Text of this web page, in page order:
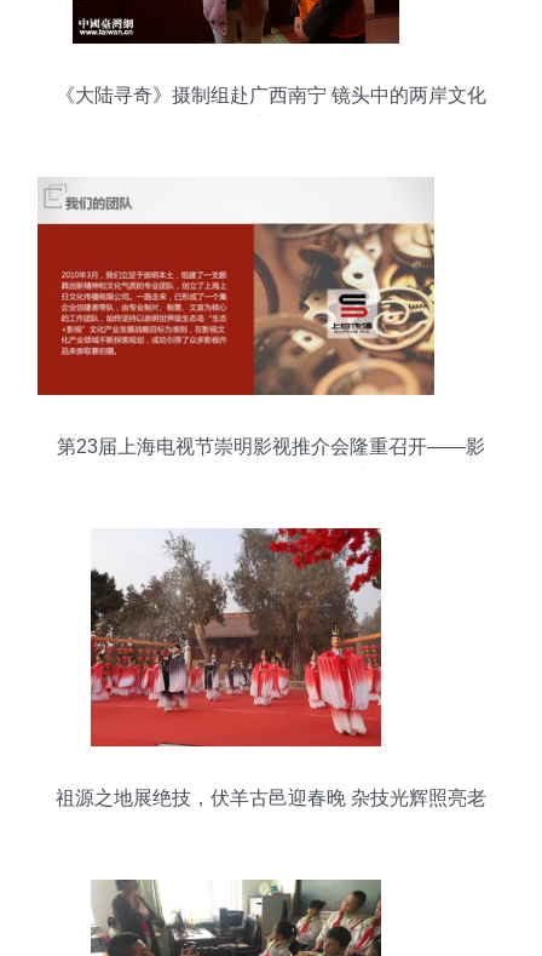
《大陆寻奇》摄制组赴广西南宁 镜头中的两岸文化
第23届上海电视节崇明影视推介会隆重召开——影
祖源之地展绝技，伏羊古邑迎春晚 杂技光辉照亮老